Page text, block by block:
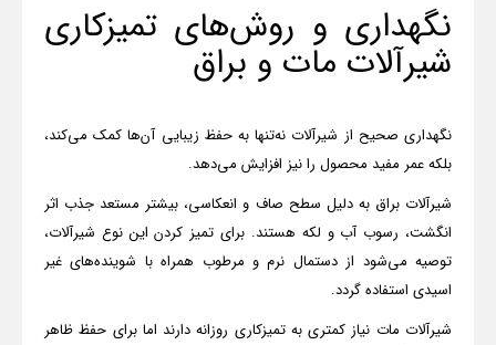
نگهداری و روش‌های تمیزکاری
شیرآلات مات و براق
نگهداری صحیح از شیرآلات نه‌تنها به حفظ زیبایی آن‌ها کمک می‌کند،
بلکه عمر مفید محصول را نیز افزایش می‌دهد.
شیرآلات براق به دلیل سطح صاف و انعکاسی، بیشتر مستعد جذب اثر
انگشت، رسوب آب و لکه هستند. برای تمیز کردن این نوع شیرآلات،
توصیه می‌شود از دستمال نرم و مرطوب همراه با شوینده‌های غیر
اسیدی استفاده گردد.
شیرآلات مات نیاز کمتری به تمیزکاری روزانه دارند اما برای حفظ ظاهر